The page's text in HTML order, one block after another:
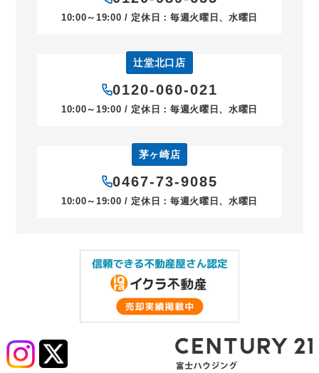
10:00～19:00 / 定休日：毎週火曜日、水曜日
辻堂北口店
0120-060-021
10:00～19:00 / 定休日：毎週火曜日、水曜日
茅ヶ崎店
0467-73-9085
10:00～19:00 / 定休日：毎週火曜日、水曜日